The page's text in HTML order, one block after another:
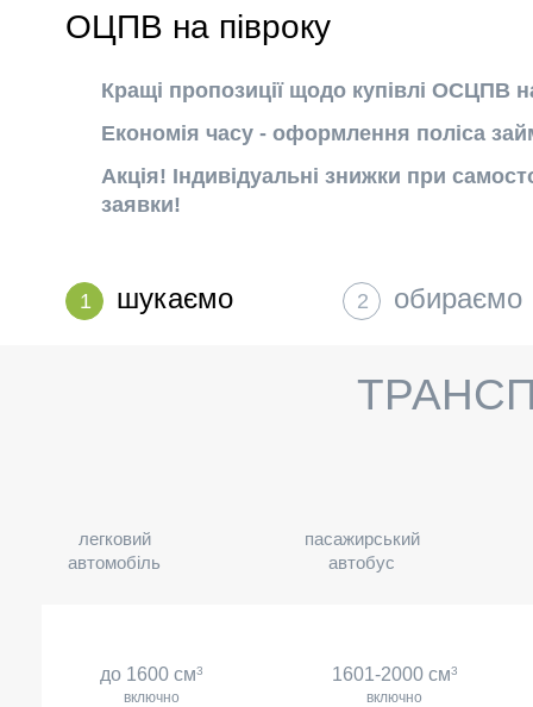
ОЦПВ на півроку
Кращі пропозиції щодо купівлі ОСЦПВ
Економія часу - оформлення поліса
Акція! Індивідуальні знижки при
заявки!
шукаємо
1 обираємо
2
легковий
автомобіль
пасажирський
автобус
до 1600 см3
включно
1601-2000 см3
включно